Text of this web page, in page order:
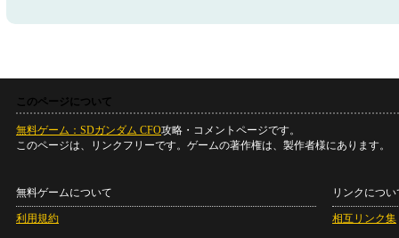
このページについて
無料ゲーム：SDガンダム CFO攻略・コメントページです。
このページは、リンクフリーです。ゲームの著作権は、製作者様にあります。
無料ゲームについて
利用規約
リンクについ
相互リンク集